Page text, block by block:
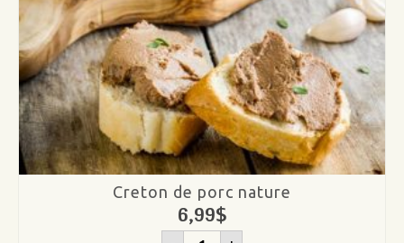
Creton de porc nature
6,99$
quantité